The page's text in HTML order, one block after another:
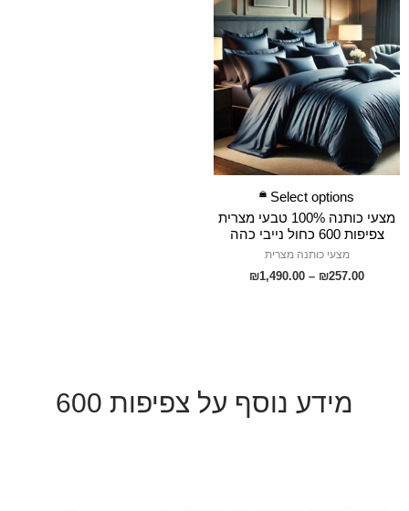
Select options
מצעי כותנה 100% טבעי מצרית
צפיפות 600 כחול נייבי כהה
מצעי כותנה מצרית
₪257.00
–
₪1,490.00
SELECT OPTIONS
מידע נוסף על צפיפות 600